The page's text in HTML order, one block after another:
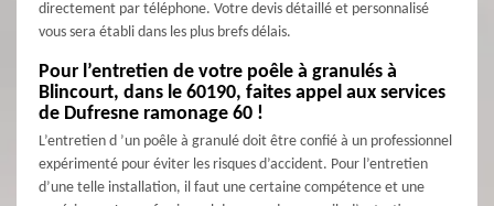
directement par téléphone. Votre devis détaillé et personnalisé
vous sera établi dans les plus brefs délais.
Pour l’entretien de votre poêle à granulés à
Blincourt, dans le 60190, faites appel aux services
de Dufresne ramonage 60 !
L’entretien d ’un poêle à granulé doit être confié à un professionnel
expérimenté pour éviter les risques d’accident. Pour l’entretien
d’une telle installation, il faut une certaine compétence et une